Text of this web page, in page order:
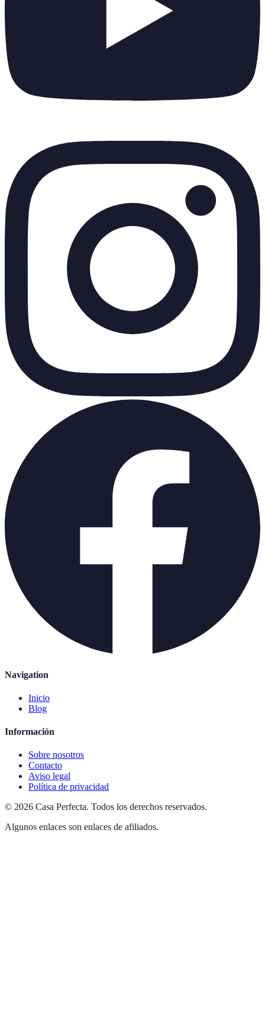
Navigation
Inicio
Blog
Información
Sobre nosotros
Contacto
Aviso legal
Política de privacidad
© 2026 Casa Perfecta. Todos los derechos reservados.
Algunos enlaces son enlaces de afiliados.